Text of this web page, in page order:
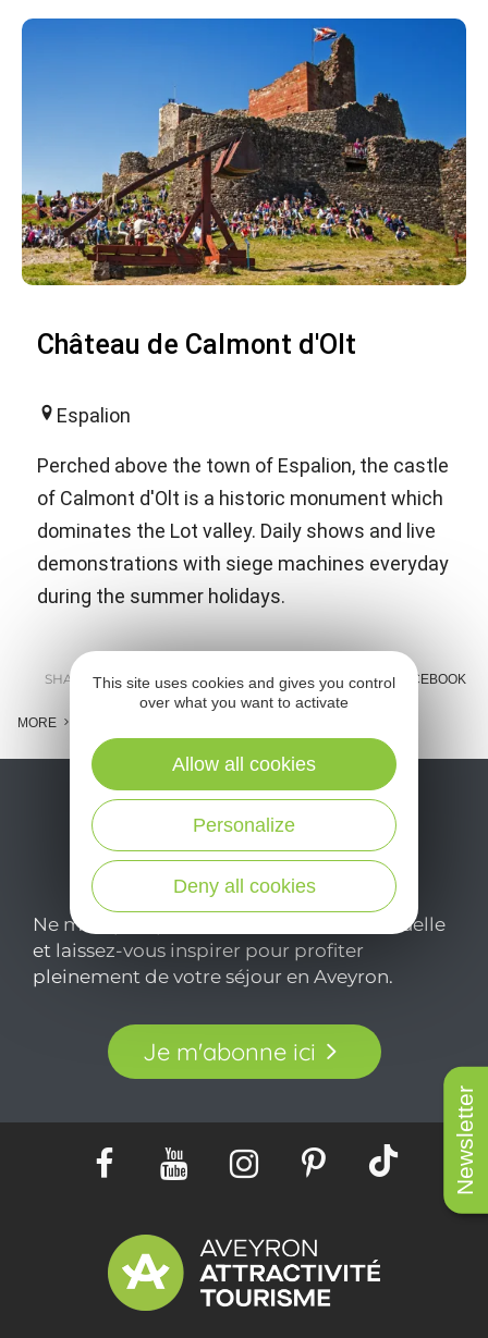
Newsletter
Château de Calmont d'Olt
Espalion
Perched above the town of Espalion, the castle
of Calmont d'Olt is a historic monument which
dominates the Lot valley. Daily shows and live
demonstrations with siege machines everyday
during the summer holidays.
SHARE : E-MAIL MESSENGER FACEBOOK
MORE
Ne manquez pas notre newsletter mensuelle
et laissez-vous inspirer pour profiter
pleinement de votre séjour en Aveyron.
Je m'abonne ici
This site uses cookies and gives you control
over what you want to activate
Deny all cookies
Personalize
Allow all cookies